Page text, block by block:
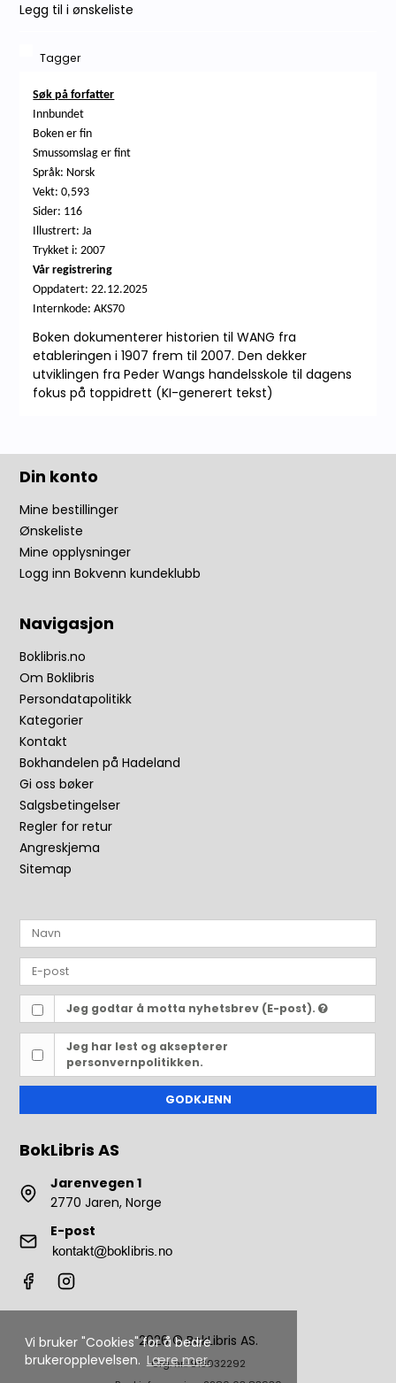
Vi bruker "Cookies" for å bedre
brukeropplevelsen. Lære mer.
Legg til i ønskeliste
Tagger
Søk på forfatter
Innbundet
Boken er fin
Smussomslag er fint
Språk: Norsk
Vekt: 0,593
Sider: 116
Illustrert: Ja
Trykket i: 2007
Vår registrering
Oppdatert:22.12.2025
Internkode: AKS70
Boken dokumenterer historien til WANG fra
etableringen i 1907 frem til 2007. Den dekker
utviklingen fra Peder Wangs handelsskole til dagens
fokus på toppidrett (KI-generert tekst)
Din konto
Mine bestillinger
Ønskeliste
Mine opplysninger
Logg inn Bokvenn kundeklubb
Navigasjon
Boklibris.no
Om Boklibris
Persondatapolitikk
Kategorier
Kontakt
Bokhandelen på Hadeland
Gi oss bøker
Salgsbetingelser
Regler for retur
Angreskjema
Sitemap
Jeg godtar å motta nyhetsbrev (E-post).
Jeg har lest og aksepterer
personvernpolitikken.
GODKJENN
BokLibris AS
Jarenvegen 1
2770 Jaren, Norge
E-post
2026 © BokLibris AS.
Org. nr.: 913032292